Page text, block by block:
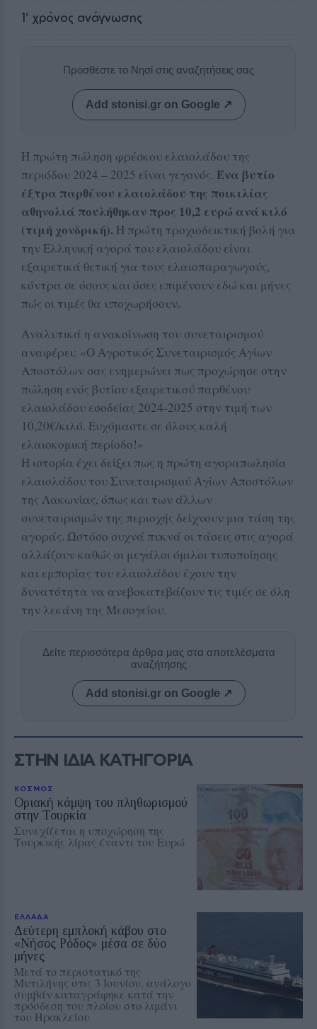
1' χρόνος ανάγνωσης
Προσθέστε το Νησί στις αναζητήσεις σας
Add stonisi.gr on Google ↗
Η πρώτη πώληση φρέσκου ελαιολάδου της
περιόδου 2024 – 2025 είναι γεγονός. Ένα βυτίο
έξτρα παρθένου ελαιολάδου της ποικιλίας
αθηνολιά πουλήθηκαν προς 10,2 ευρώ ανά κιλό
(τιμή χονδρική). Η πρώτη τροχιοδεικτική βολή για
την Ελληνική αγορά του ελαιολάδου είναι
εξαιρετικά θετική για τους ελαιοπαραγωγούς,
κόντρα σε όσους και όσες επιμένουν εδώ και μήνες
πώς οι τιμές θα υποχωρήσουν.
Αναλυτικά η ανακοίνωση του συνεταιρισμού
αναφέρει: «Ο Αγροτικός Συνεταιρισμός Αγίων
Αποστόλων σας ενημερώνει πως προχώρησε στην
πώληση ενός βυτίου εξαιρετικού παρθένου
ελαιολάδου εσοδείας 2024-2025 στην τιμή των
10,20€/κιλό. Ευχόμαστε σε όλους καλή
ελαιοκομική περίοδο!»
Η ιστορία έχει δείξει πως η πρώτη αγοραπωλησία
ελαιολάδου του Συνεταιρισμού Αγίων Αποστόλων
της Λακωνίας, όπως και των άλλων
συνεταιρισμών της περιοχής δείχνουν μια τάση της
αγοράς. Ωστόσο συχνά πυκνά οι τάσεις στις αγορά
αλλάζουν καθώς οι μεγάλοι όμιλοι τυποποίησης
και εμπορίας του ελαιολάδου έχουν την
δυνατότητα να ανεβοκατεβάζουν τις τιμές σε όλη
την λεκάνη της Μεσογείου.
Δείτε περισσότερα άρθρα μας στα αποτελέσματα
αναζήτησης
Add stonisi.gr on Google ↗
ΣΤΗΝ ΙΔΙΑ ΚΑΤΗΓΟΡΙΑ
ΚΟΣΜΟΣ
Οριακή κάμψη του πληθωρισμού
στην Τουρκία
Συνεχίζεται η υποχώρηση της
Τουρκικής λίρας έναντι του Ευρώ
ΕΛΛΑΔΑ
Δεύτερη εμπλοκή κάβου στο
«Νήσος Ρόδος» μέσα σε δύο
μήνες
Μετά το περιστατικό της
Μυτιλήνης στις 3 Ιουνίου, ανάλογο
συμβάν καταγράφηκε κατά την
πρόσδεση του πλοίου στο λιμάνι
του Ηρακλείου